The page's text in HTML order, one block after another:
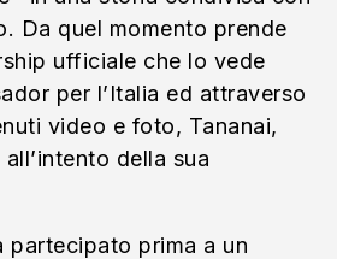
Da quel momento prende
ufficiale che lo vede
per l’Italia ed attraverso
video e foto, Tananai,
della sua
partecipato prima a un